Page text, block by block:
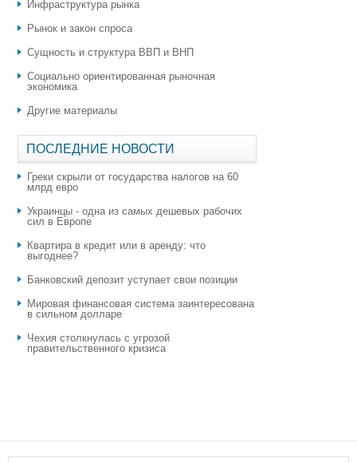
Инфраструктура рынка
Рынок и закон спроса
Сущность и структура ВВП и ВНП
Социально ориентированная рыночная
экономика
Другие материалы
ПОСЛЕДНИЕ НОВОСТИ
Греки скрыли от государства налогов на 60
млрд евро
Украинцы - одна из самых дешевых рабочих
сил в Европе
Квартира в кредит или в аренду: что
выгоднее?
​Банковский депозит уступает свои позиции
Мировая финансовая система заинтересована
в сильном долларе
Чехия столкнулась с угрозой
правительственного кризиса